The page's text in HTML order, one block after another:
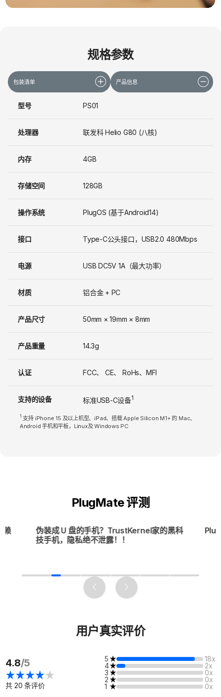
规格参数
包装清单 产品信息
型号 PS01
处理器 联发科 Helio G80 (八核)
内存 4GB
存储空间 128GB
操作系统 PlugOS (基于Android14)
接口 Type-C公头接口，USB2.0 480Mbps
电源 USB DC5V 1A（最大功率）
材质 铝合金 + PC
产品尺寸 50mm × 19mm × 8mm
产品重量 14.3g
认证 FCC、 CE、 RoHs、MFI
支持的设备 标准USB-C设备1
1 支持 iPhone 15 及以上机型、iPad、搭载 Apple Silicon M1+ 的 Mac、
Android 手机和平板，Linux及 Windows PC
PlugMate 评测
赖
伪装成 U 盘的手机？TrustKernel家的黑科
技手机，隐私绝不泄露！！
用户真实评价
4.8/5
共 20 条评价
5
18x
4
2x
3
0x
2
0x
1
0x